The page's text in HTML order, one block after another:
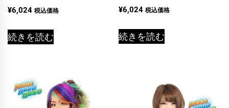
¥6,024 税込価格
続きを読む
¥6,024 税込価格
続きを読む